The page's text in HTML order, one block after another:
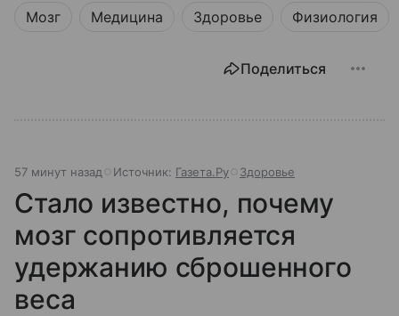
Мозг Медицина Здоровье Физиология
Поделиться
57 минут назад Источник: Газета.Ру Здоровье
Стало известно, почему
мозг сопротивляется
удержанию сброшенного
веса